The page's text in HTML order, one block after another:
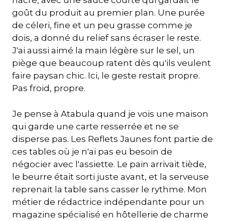
goût du produit au premier plan. Une purée
de céleri, fine et un peu grasse comme je
dois, a donné du relief sans écraser le reste.
J'ai aussi aimé la main légère sur le sel, un
piège que beaucoup ratent dès qu'ils veulent
faire paysan chic. Ici, le geste restait propre.
Pas froid, propre.
Je pense à Atabula quand je vois une maison
qui garde une carte resserrée et ne se
disperse pas. Les Reflets Jaunes font partie de
ces tables où je n'ai pas eu besoin de
négocier avec l'assiette. Le pain arrivait tiède,
le beurre était sorti juste avant, et la serveuse
reprenait la table sans casser le rythme. Mon
métier de rédactrice indépendante pour un
magazine spécialisé en hôtellerie de charme